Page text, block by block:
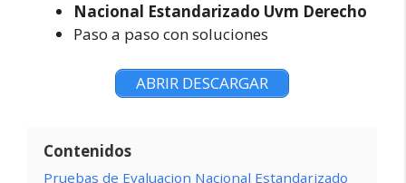
Nacional Estandarizado Uvm Derecho
Paso a paso con soluciones
ABRIR DESCARGAR
Contenidos
Pruebas de Evaluacion Nacional Estandarizado